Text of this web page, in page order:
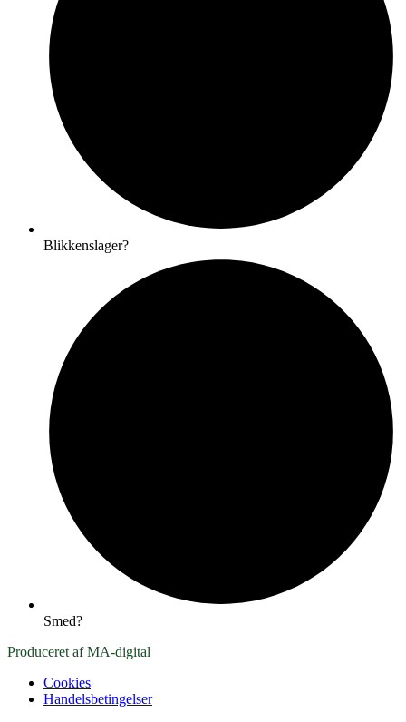
Blikkenslager?
Smed?
Produceret af MA-digital
Cookies
Handelsbetingelser